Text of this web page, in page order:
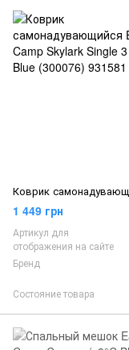
1 449 грн
Артикул для
отображения на сайте
Бренд
Состояние товара